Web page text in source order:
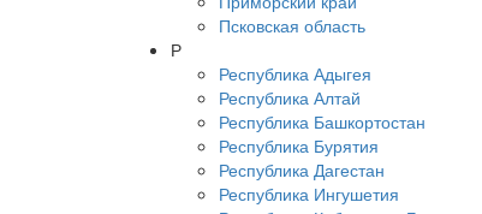
Псковская область
Р
Республика Адыгея
Республика Алтай
Республика Башкортостан
Республика Бурятия
Республика Дагестан
Республика Ингушетия